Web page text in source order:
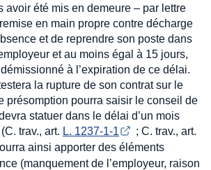
avoir été mis en demeure – par lettre
en main propre contre décharge
et de reprendre son poste dans
et au moins égal à 15 jours,
à l’expiration de ce délai.
la rupture de son contrat sur le
présomption pourra saisir le conseil de
statuer dans le délai d’un mois
trav., art. L. 1237-1-1
; C. trav., art.
ainsi apporter des éléments
(manquement de l’employeur, raison